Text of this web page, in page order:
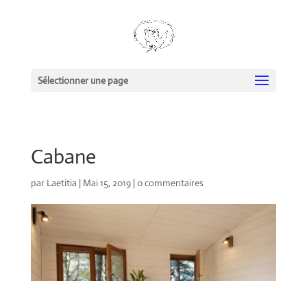
Sélectionner une page
Cabane
par Laetitia | Mai 15, 2019|0 commentaires